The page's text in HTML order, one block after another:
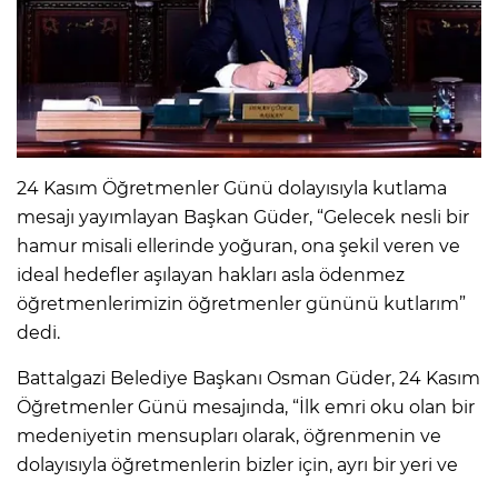
24 Kasım Öğretmenler Günü dolayısıyla kutlama
mesajı yayımlayan Başkan Güder, “Gelecek nesli bir
hamur misali ellerinde yoğuran, ona şekil veren ve
ideal hedefler aşılayan hakları asla ödenmez
öğretmenlerimizin öğretmenler gününü kutlarım”
dedi.
Battalgazi Belediye Başkanı Osman Güder, 24 Kasım
Öğretmenler Günü mesajında, “İlk emri oku olan bir
medeniyetin mensupları olarak, öğrenmenin ve
dolayısıyla öğretmenlerin bizler için, ayrı bir yeri ve